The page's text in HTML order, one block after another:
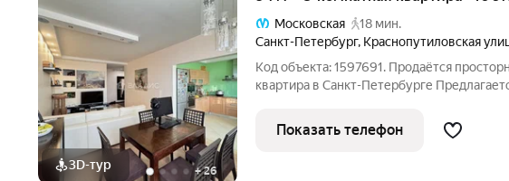
3D-тур +26
Московская
18 мин.
Санкт-Петербург, Краснопутиловская
Код объекта: 1597691. Продаётся
квартира в Санкт-Петербурге
56к2. Этот объект идеально подойдёт
комфорт
Показать телефон